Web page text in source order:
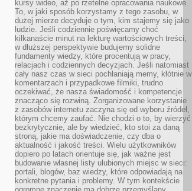
kursy wideo, aż po rzetelne opracowania naukowe.
To, w jaki sposób korzystamy z tego zasobu, w
dużej mierze decyduje o tym, kim stajemy się jako
ludzie. Jeśli codziennie poświęcamy choć
kilkanaście minut na lekturę wartościowych treści,
w dłuższej perspektywie budujemy solidne
fundamenty wiedzy, które procentują w pracy,
relacjach i codziennych decyzjach. Jeśli natomiast
cały nasz czas w sieci pochłaniają memy, kłótnie w
komentarzach i przypadkowe filmiki, trudno
oczekiwać, że nasza świadomość i kompetencje
znacząco się rozwiną. Zorganizowane korzystanie
z zasobów internetu zaczyna się od wyboru źródeł,
którym chcemy zaufać. Nie chodzi o to, by wierzyć
bezkrytycznie, ale by wiedzieć, kto stoi za daną
stroną, jakie ma doświadczenie, czy dba o
aktualność i jakość treści. Wielu użytkowników
dopiero po latach orientuje się, jak ważne jest
budowanie własnej listy ulubionych miejsc w sieci:
portali, blogów, baz wiedzy, które odpowiadają na
konkretne pytania i problemy. W tym kontekście